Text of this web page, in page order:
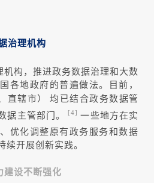
治理机构
机构，推进政务数据治理和大数
各地政府的普遍做法。目前，
辖市）
均已结合政务数据管
据主管部门。
[4] 一些地方在实
优化调整原有政务服务和数据
开展创新实践。
建设不断强化